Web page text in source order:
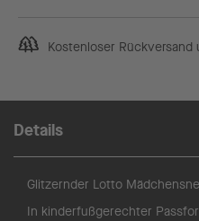
Kostenloser Rückversand
Details
Glitzernder Lotto
In kinderfußgerechter